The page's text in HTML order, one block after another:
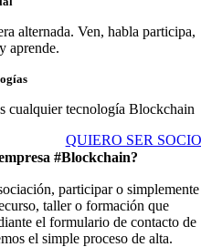
alternada. Ven, habla participa,
aprende.
cualquier tecnología Blockchain
QUIERO SER SOCIO
#Blockchain?
participar o simplemente
taller o formación que
el formulario de contacto de
el simple proceso de alta.